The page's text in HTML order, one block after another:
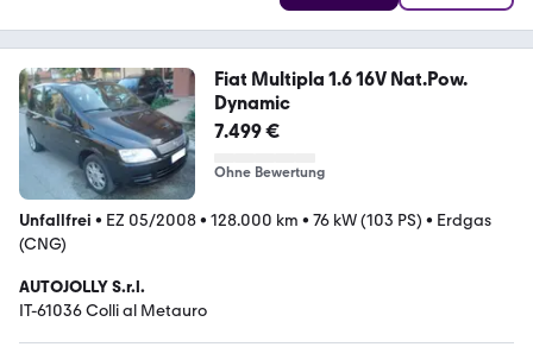
Fiat Multipla 1.6 16V Nat.Pow.
Dynamic
7.499 €
Ohne Bewertung
Unfallfrei • EZ 05/2008• 128.000 km • 76 kW (103 PS) • Erdgas
(CNG)
AUTOJOLLY S.r.l.
IT-61036 Colli al Metauro